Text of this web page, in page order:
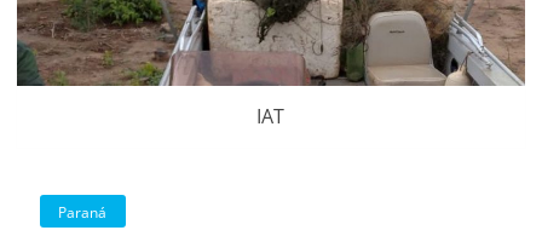
IAT
Paraná